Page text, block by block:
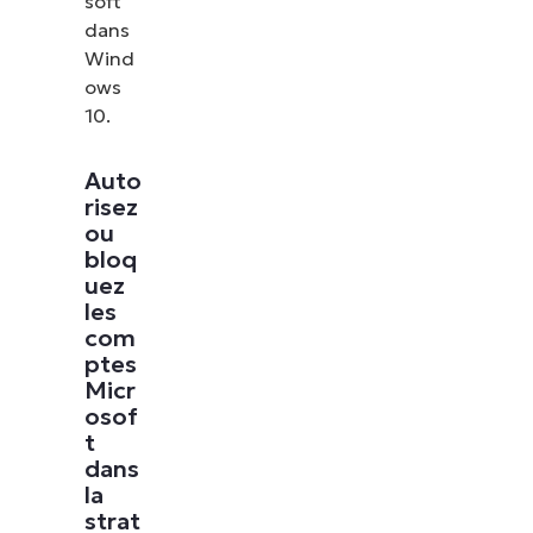
dans
Wind
ows
10.
Auto
risez
ou
bloq
uez
les
com
ptes
Micr
osof
t
dans
la
strat